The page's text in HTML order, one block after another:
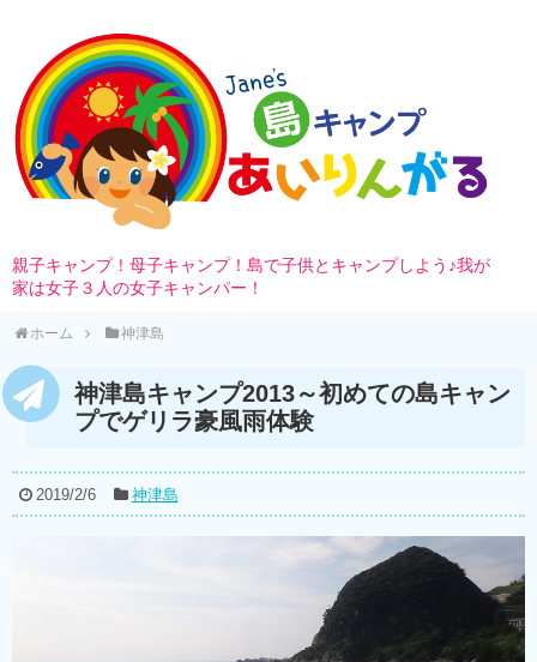
親子キャンプ！母子キャンプ！島で子供とキャンプしよう♪我が
家は女子３人の女子キャンパー！
ホーム 神津島
神津島キャンプ2013～初めての島キャン
プでゲリラ豪風雨体験
2019/2/6 神津島